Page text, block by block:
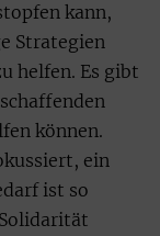
kann,
Strategien
helfen. Es gibt
können.
ein
ist so